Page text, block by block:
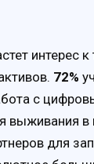
интерес
72%
с
выживания в
для